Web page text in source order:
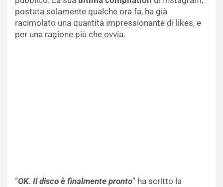
postata solamente qualche ora fa, ha già
racimolato una quantità impressionante di likes, e
per una ragione più che ovvia.
“OK. Il disco è finalmente pronto” ha scritto la